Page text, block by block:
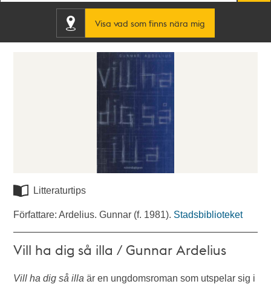
Visa vad som finns nära mig
Litteraturtips
Författare: Ardelius. Gunnar (f. 1981). Stadsbiblioteket
Vill ha dig så illa / Gunnar Ardelius
Vill ha dig så illa är en ungdomsroman som utspelar sig i